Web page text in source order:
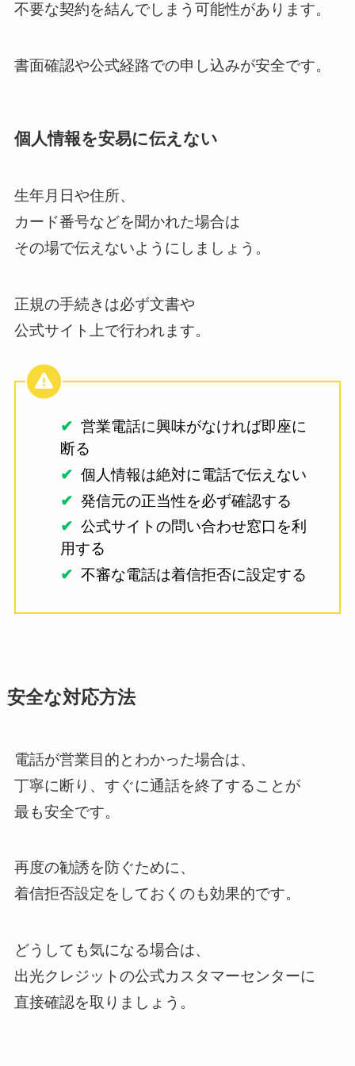
不要な契約を結んでしまう可能性があります。
書面確認や公式経路での申し込みが安全です。
個人情報を安易に伝えない
生年月日や住所、
カード番号などを聞かれた場合は
その場で伝えないようにしましょう。
正規の手続きは必ず文書や
公式サイト上で行われます。
営業電話に興味がなければ即座に
断る
個人情報は絶対に電話で伝えない
発信元の正当性を必ず確認する
公式サイトの問い合わせ窓口を利
用する
不審な電話は着信拒否に設定する
安全な対応方法
電話が営業目的とわかった場合は、
丁寧に断り、すぐに通話を終了することが
最も安全です。
再度の勧誘を防ぐために、
着信拒否設定をしておくのも効果的です。
どうしても気になる場合は、
出光クレジットの公式カスタマーセンターに
直接確認を取りましょう。